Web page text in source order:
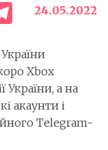
Telegram
24.05.2022
Xbox
України, а на
акаунти і
Telegram-